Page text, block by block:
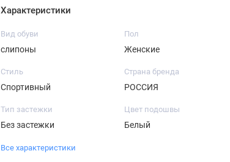
Характеристики
Вид обуви
слипоны
Пол
Женские
Стиль
Спортивный
Страна бренда
РОССИЯ
Тип застежки
Без застежки
Цвет подошвы
Белый
Все характеристики